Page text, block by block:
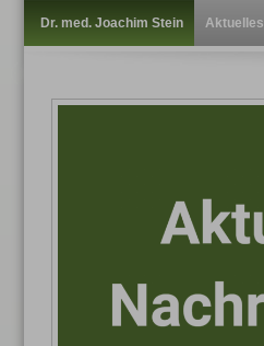
Dr. med. Joachim Stein Aktuelles